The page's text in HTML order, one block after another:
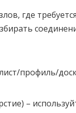
где
профиль/
–